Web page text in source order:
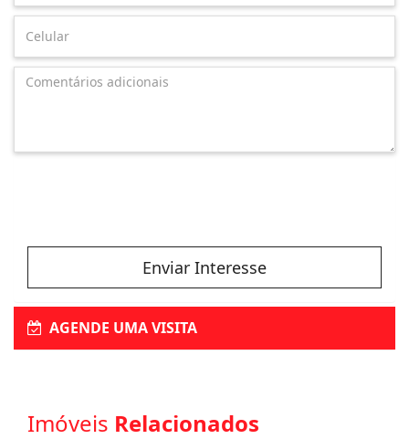
Enviar Interesse
AGENDE UMA VISITA
Imóveis Relacionados